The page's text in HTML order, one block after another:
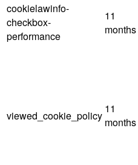
cookielawinfo-
checkbox-
performance
11
months
viewed_cookie_policy
11
months